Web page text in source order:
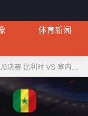
体育新闻
赛 比利时 VS 塞内加尔
04:00